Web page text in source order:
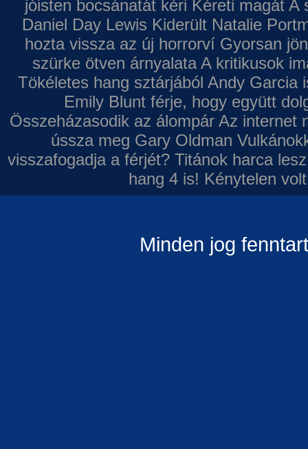
jóisten bocsánatát kéri Kéreti magát A
Daniel Day Lewis Kiderült Natalie
hozta vissza az új horrorví Gyorsan
szürke ötven árnyalata A kritikusok
Tökéletes hang sztárjából Andy Garcia
Emily Blunt férje, hogy együtt
Összeházasodik az álompár Az internet
ússza meg Gary Oldman
visszafogadja a férjét? Titánok harca
hang 4 is! Kénytelen
Minden jog